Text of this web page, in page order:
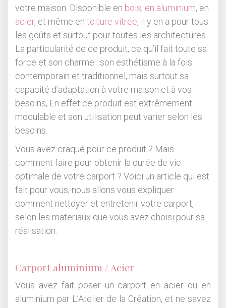
votre maison. Disponible en bois, en aluminium, en
acier, et même en toiture vitrée, il y en a pour tous
les goûts et surtout pour toutes les architectures.
La particularité de ce produit, ce qu’il fait toute sa
force et son charme : son esthétisme à la fois
contemporain et traditionnel, mais surtout sa
capacité d’adaptation à votre maison et à vos
besoins, En effet ce produit est extrêmement
modulable et son utilisation peut varier selon les
besoins.
Vous avez craqué pour ce produit ? Mais
comment faire pour obtenir la durée de vie
optimale de votre carport ? Voici un article qui est
fait pour vous, nous allons vous expliquer
comment nettoyer et entretenir votre carport,
selon les materiaux que vous avez choisi pour sa
réalisation.
Carport aluminium / Acier
Vous avez fait poser un carport en acier ou en
aluminium par L’Atelier de la Création, et ne savez